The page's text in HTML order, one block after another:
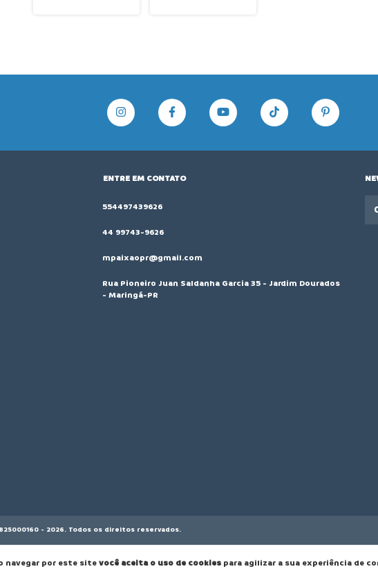
navegar por este sitevocê aceita o uso de cookiespara agilizar a sua experiência de
ENTRE EM CONTATO
554497439626
44 99743-9626
mpaixaopr@gmail.com
Rua Pioneiro Juan Saldanha Garcia 35 - Jardim Dourados
- Maringá-PR
- 2026. Todos os direitos reservados.